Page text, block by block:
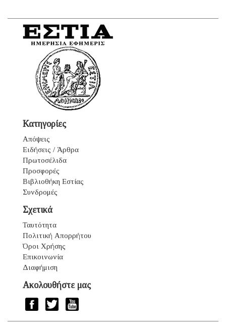
Κατηγορίες
Απόψεις
Ειδήσεις / Άρθρα
Πρωτοσέλιδα
Προσφορές
Βιβλιοθήκη Εστίας
Συνδρομές
Σχετικά
Ταυτότητα
Πολιτική Απορρήτου
Όροι Χρήσης
Επικοινωνία
Διαφήμιση
Ακολουθήστε μας